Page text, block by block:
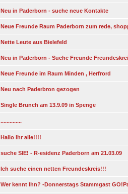
Neu in Paderborn - suche neue Kontakte
Neue Freunde Raum Paderborn zum rede,
Nette Leute aus Bielefeld
Neu in Paderborn - Suche Freunde
Neue Freunde im Raum Minden , Herfrord
Neu nach Paderbron gezogen
Single Brunch am 13.9.09 in Spenge
..............
Hallo Ihr alle!!!!
suche SIE! - R-esidenz Paderborn am 21.03.09
Ich suche einen netten Freundeskreis!!!
Wer kennt Ihn? -Donnerstags Stammgast